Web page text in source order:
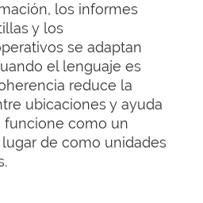
los informes
y los
se adaptan
el lenguaje es
reduce la
ubicaciones y ayuda
funcione como un
de como unidades